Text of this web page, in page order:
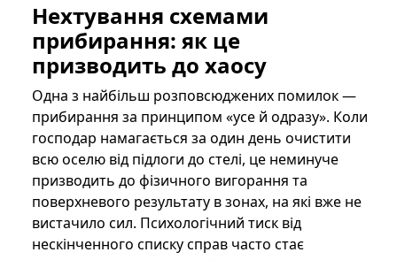
Нехтування схемами
прибирання: як це
призводить до хаосу
Одна з найбільш розповсюджених помилок —
прибирання за принципом «усе й одразу». Коли
господар намагається за один день очистити
всю оселю від підлоги до стелі, це неминуче
призводить до фізичного вигорання та
поверхневого результату в зонах, на які вже не
вистачило сил. Психологічний тиск від
нескінченного списку справ часто стає